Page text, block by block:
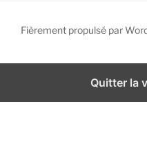
Fièrement propulsé par
Quitter la